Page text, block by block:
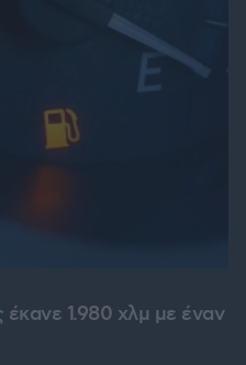
έκανε 1.980 χλμ με έναν